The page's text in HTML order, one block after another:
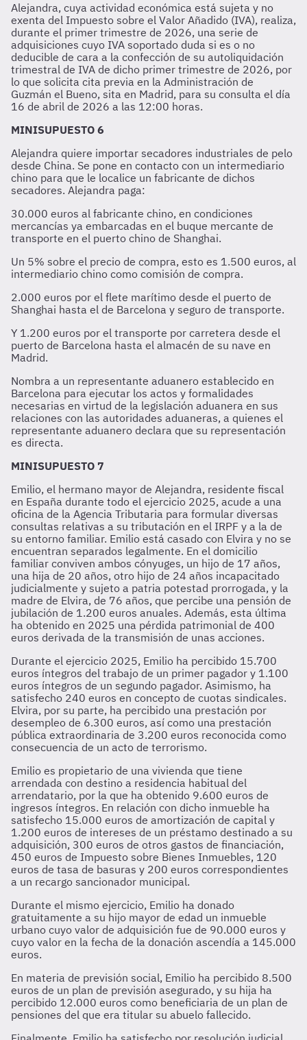
Alejandra, cuya actividad económica está sujeta y no
exenta del Impuesto sobre el Valor Añadido (IVA), realiza,
durante el primer trimestre de 2026, una serie de
adquisiciones cuyo IVA soportado duda si es o no
deducible de cara a la confección de su autoliquidación
trimestral de IVA de dicho primer trimestre de 2026, por
lo que solicita cita previa en la Administración de
Guzmán el Bueno, sita en Madrid, para su consulta el día
16 de abril de 2026 a las 12:00 horas.
MINISUPUESTO 6
Alejandra quiere importar secadores industriales de pelo
desde China. Se pone en contacto con un intermediario
chino para que le localice un fabricante de dichos
secadores. Alejandra paga:
30.000 euros al fabricante chino, en condiciones
mercancías ya embarcadas en el buque mercante de
transporte en el puerto chino de Shanghai.
Un 5% sobre el precio de compra, esto es 1.500 euros, al
intermediario chino como comisión de compra.
2.000 euros por el flete marítimo desde el puerto de
Shanghai hasta el de Barcelona y seguro de transporte.
Y 1.200 euros por el transporte por carretera desde el
puerto de Barcelona hasta el almacén de su nave en
Madrid.
Nombra a un representante aduanero establecido en
Barcelona para ejecutar los actos y formalidades
necesarias en virtud de la legislación aduanera en sus
relaciones con las autoridades aduaneras, a quienes el
representante aduanero declara que su representación
es directa.
MINISUPUESTO 7
Emilio, el hermano mayor de Alejandra, residente fiscal
en España durante todo el ejercicio 2025, acude a una
oficina de la Agencia Tributaria para formular diversas
consultas relativas a su tributación en el IRPF y a la de
su entorno familiar. Emilio está casado con Elvira y no se
encuentran separados legalmente. En el domicilio
familiar conviven ambos cónyuges, un hijo de 17 años,
una hija de 20 años, otro hijo de 24 años incapacitado
judicialmente y sujeto a patria potestad prorrogada, y la
madre de Elvira, de 76 años, que percibe una pensión de
jubilación de 1.200 euros anuales. Además, esta última
ha obtenido en 2025 una pérdida patrimonial de 400
euros derivada de la transmisión de unas acciones.
Durante el ejercicio 2025, Emilio ha percibido 15.700
euros íntegros del trabajo de un primer pagador y 1.100
euros íntegros de un segundo pagador. Asimismo, ha
satisfecho 240 euros en concepto de cuotas sindicales.
Elvira, por su parte, ha percibido una prestación por
desempleo de 6.300 euros, así como una prestación
pública extraordinaria de 3.200 euros reconocida como
consecuencia de un acto de terrorismo.
Emilio es propietario de una vivienda que tiene
arrendada con destino a residencia habitual del
arrendatario, por la que ha obtenido 9.600 euros de
ingresos íntegros. En relación con dicho inmueble ha
satisfecho 15.000 euros de amortización de capital y
1.200 euros de intereses de un préstamo destinado a su
adquisición, 300 euros de otros gastos de financiación,
450 euros de Impuesto sobre Bienes Inmuebles, 120
euros de tasa de basuras y 200 euros correspondientes
a un recargo sancionador municipal.
Durante el mismo ejercicio, Emilio ha donado
gratuitamente a su hijo mayor de edad un inmueble
urbano cuyo valor de adquisición fue de 90.000 euros y
cuyo valor en la fecha de la donación ascendía a 145.000
euros.
En materia de previsión social, Emilio ha percibido 8.500
euros de un plan de previsión asegurado, y su hija ha
percibido 12.000 euros como beneficiaria de un plan de
pensiones del que era titular su abuelo fallecido.